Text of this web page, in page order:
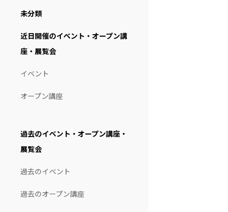
未分類
近日開催のイベント・オープン講
座・展覧会
イベント
オープン講座
過去のイベント・オープン講座・
展覧会
過去のイベント
過去のオープン講座